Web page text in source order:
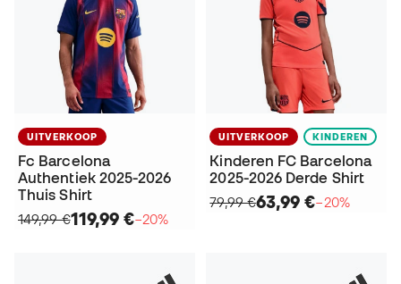
UITVERKOOP
Fc Barcelona
Authentiek 2025-2026
Thuis Shirt
149,99 €119,99 €−20%
UITVERKOOP KINDEREN
Kinderen FC Barcelona
2025-2026 Derde Shirt
79,99 €63,99 €−20%